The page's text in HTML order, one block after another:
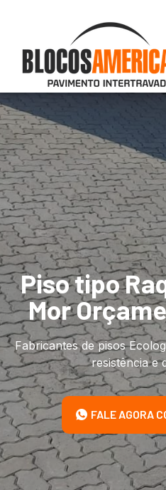
Piso tipo
Mor
Fabricantes de pisos
resistência e
FALE AGORA